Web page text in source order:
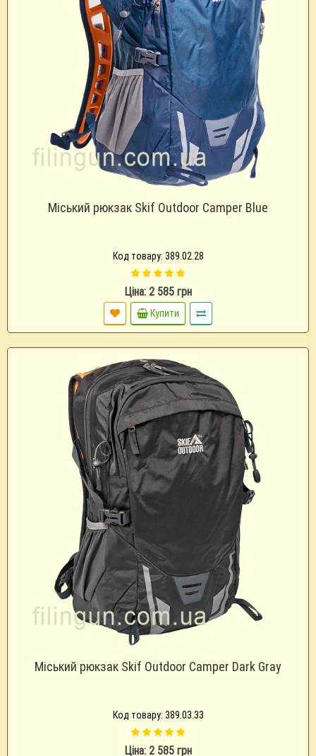
Міський рюкзак Skif Outdoor Camper Blue
Код товару: 389.02.28
Ціна: 2 585 грн
Купити
Міський рюкзак Skif Outdoor Camper Dark Gray
Код товару: 389.03.33
Ціна: 2 585 грн